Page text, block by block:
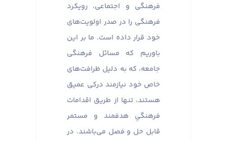
فرهنگی و اجتماعی، رویکرد
فرهنگی را در صدر اولویت‌های
خود قرار داده است. ما بر این
باوریم که مسائل فرهنگی
جامعه، که به دلیل ظرافت‌های
خاص خود نیازمند درکی عمیق
هستند، تنها از طریق اقدامات
فرهنگیِ هدفمند و مستمر
قابل حل و فصل می‌باشند. در